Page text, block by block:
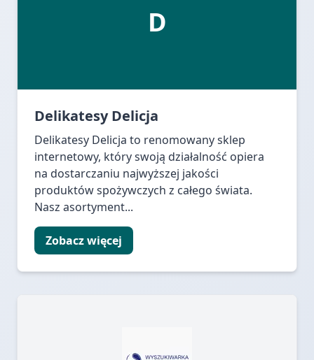
D
Delikatesy Delicja
Delikatesy Delicja to renomowany sklep
internetowy, który swoją działalność opiera
na dostarczaniu najwyższej jakości
produktów spożywczych z całego świata.
Nasz asortyment...
Zobacz więcej